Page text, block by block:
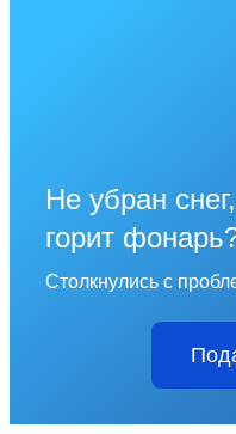
Не убран
горит
Столкнулись с